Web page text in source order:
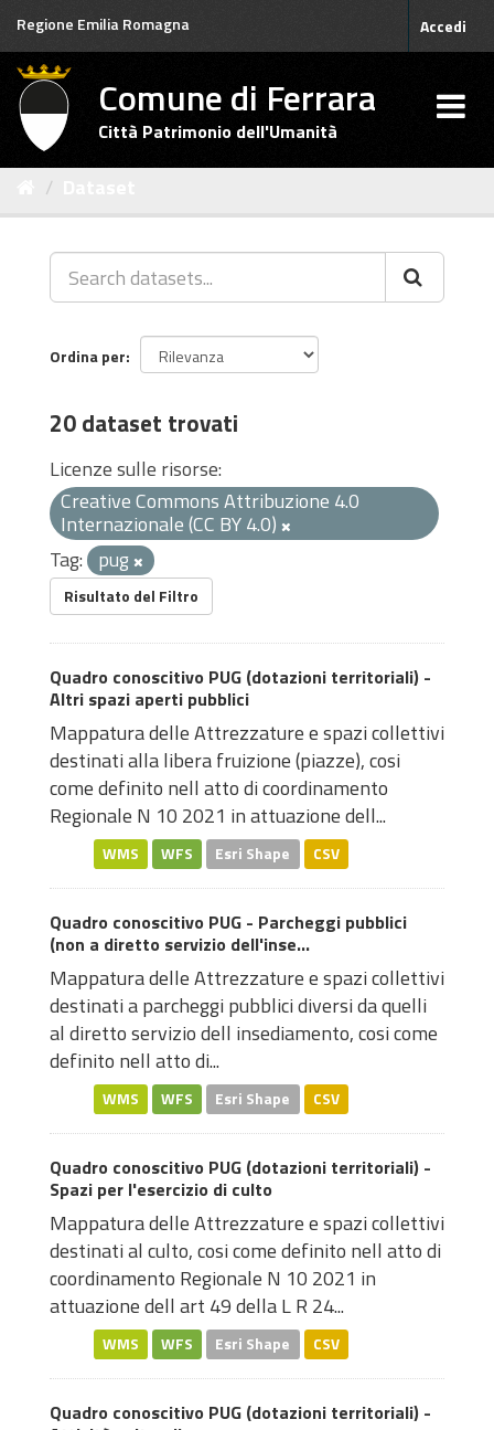
Salta
contenuto
Regione Emilia Romagna Accedi
Comune di Ferrara
Città Patrimonio dell'Umanità
Ordina per
20 dataset trovati
Licenze sulle risorse:
Creative Commons Attribuzione 4.0
Internazionale (CC BY 4.0)
Tag: pug
Risultato del Filtro
Quadro conoscitivo PUG (dotazioni territoriali) -
Altri spazi aperti pubblici
Mappatura delle Attrezzature e spazi collettivi
destinati alla libera fruizione (piazze), cosi
come definito nell atto di coordinamento
Regionale N 10 2021 in attuazione dell...
WMS WFS Esri Shape CSV
Quadro conoscitivo PUG - Parcheggi pubblici
(non a diretto servizio dell'inse...
Mappatura delle Attrezzature e spazi collettivi
destinati a parcheggi pubblici diversi da quelli
al diretto servizio dell insediamento, cosi come
definito nell atto di...
WMS WFS Esri Shape CSV
Quadro conoscitivo PUG (dotazioni territoriali) -
Spazi per l'esercizio di culto
Mappatura delle Attrezzature e spazi collettivi
destinati al culto, cosi come definito nell atto di
coordinamento Regionale N 10 2021 in
attuazione dell art 49 della L R 24...
WMS WFS Esri Shape CSV
Quadro conoscitivo PUG (dotazioni territoriali) -